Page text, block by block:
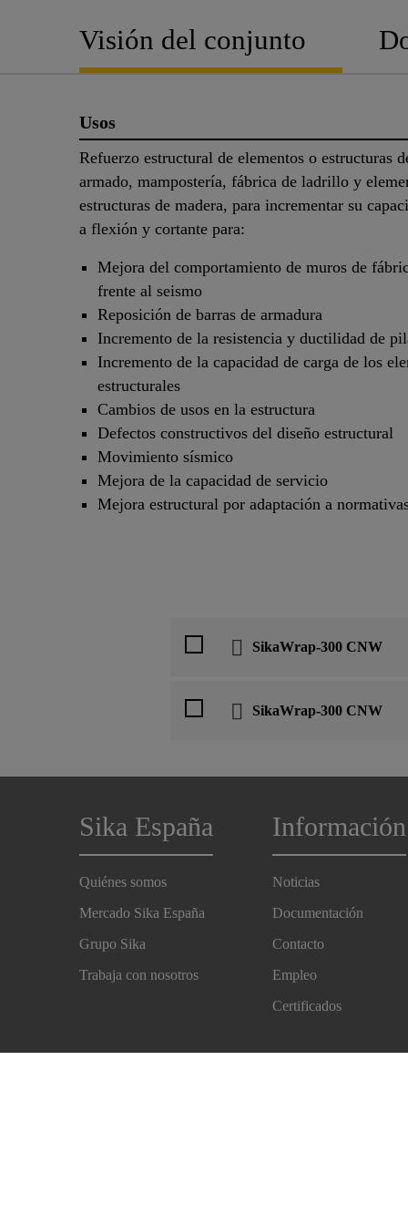
Visión del conjunto
Usos
Refuerzo estructural de elementos o estructuras
armado, mampostería, fábrica de ladrillo y
estructuras de madera, para incrementar su
a flexión y cortante para:
Mejora del comportamiento de muros de
frente al seismo
Reposición de barras de armadura
Incremento de la resistencia y ductilidad de
Incremento de la capacidad de carga de los
estructurales
Cambios de usos en la estructura
Defectos constructivos del diseño estructural
Movimiento sísmico
Mejora de la capacidad de servicio
Mejora estructural por adaptación a
SikaWrap-300 CNW
SikaWrap-300 CNW
Sika España
Quiénes somos
Mercado Sika España
Grupo Sika
Trabaja con nosotros
Información
Noticias
Documentación
Contacto
Empleo
Certificados